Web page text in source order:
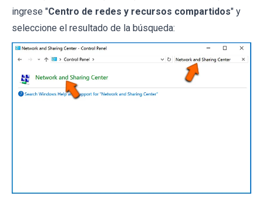
ingrese "Centro de redes y recursos compartidos" y
seleccione el resultado de la búsqueda: